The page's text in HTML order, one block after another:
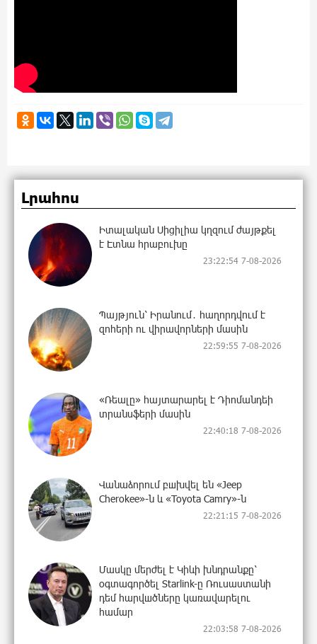
Լրահոս
Իտալական Սիցիլիա կղզում ժայթքել
է Էտնա հրաբուխը
23:22:54 7-08-2026
Պայթյուն՝ Իրանում․ հաղորդվում է
զոհերի ու վիրավորների մասին
22:59:55 7-08-2026
«Ռեալը» հայտարարել է Դիոմանդեի
տրանսֆերի մասին
22:40:18 7-08-2026
Վանաձորում բшխվել են «Jeep
Cherokee»-ն և «Toyota Camry»-ն
22:21:15 7-08-2026
Մասկը մերժել է Կիևի խնդրանքը՝
օգտագործել Starlink-ը Ռուսաստանի
դեմ հարվшծները կառավարելու
համար
22:03:58 7-08-2026